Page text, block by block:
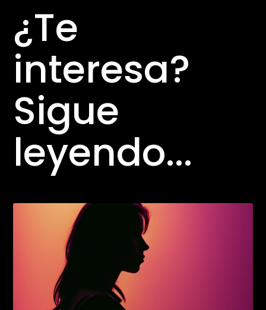
¿Te
interesa?
Sigue
leyendo...